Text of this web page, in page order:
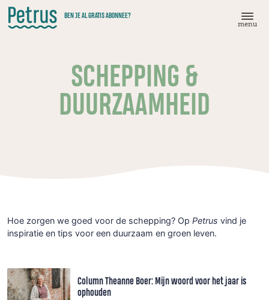
Doorgaan
naar
hoofdinhoud
BEN JE AL GRATIS ABONNEE?
menu
SCHEPPING &
DUURZAAMHEID
Hoe zorgen we goed voor de schepping? Op Petrus vind je
inspiratie en tips voor een duurzaam en groen leven.
Column Theanne Boer: Mijn woord voor het jaar is
ophouden